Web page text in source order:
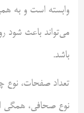
وابسته است و به
می‌تواند باعث شود
باشد.
تعداد صفحات، نوع
نوع صحافی، همگی